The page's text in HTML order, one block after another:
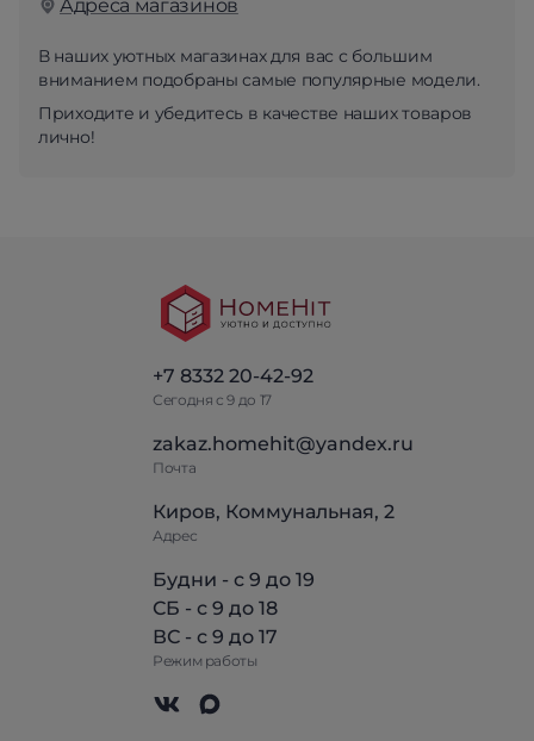
Адреса магазинов
В наших уютных магазинах для вас с большим
вниманием подобраны самые популярные модели.
Приходите и убедитесь в качестве наших товаров
лично!
+7 8332 20-42-92
Сегодня с 9 до 17
zakaz.homehit@yandex.ru
Почта
Киров, Коммунальная, 2
Адрес
Будни - с 9 до 19
СБ - с 9 до 18
ВС - с 9 до 17
Режим работы